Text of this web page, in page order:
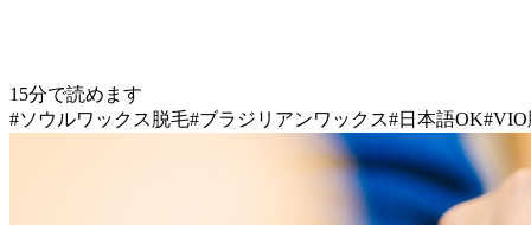
15分で読めます
#ソウルワックス脱毛#ブラジリアンワックス#日本語OK#VIO